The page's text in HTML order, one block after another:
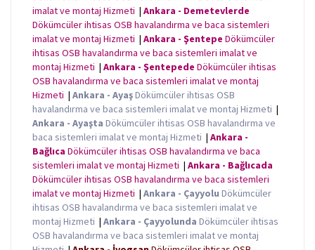
imalat ve montaj Hizmeti | Ankara - Demetevlerde
Dökümcüler ihtisas OSB havalandırma ve baca sistemleri
imalat ve montaj Hizmeti | Ankara - Şentepe Dökümcüler
ihtisas OSB havalandırma ve baca sistemleri imalat ve
montaj Hizmeti | Ankara - Şentepede Dökümcüler ihtisas
OSB havalandırma ve baca sistemleri imalat ve montaj
Hizmeti | Ankara - AyaşDökümcüler ihtisas OSB
havalandırma ve baca sistemleri imalat ve montaj Hizmeti |
Ankara - Ayaşta Dökümcüler ihtisas OSB havalandırma ve
baca sistemleri imalat ve montaj Hizmeti | Ankara -
Bağlıca Dökümcüler ihtisas OSB havalandırma ve baca
sistemleri imalat ve montaj Hizmeti | Ankara - Bağlıcada
Dökümcüler ihtisas OSB havalandırma ve baca sistemleri
imalat ve montaj Hizmeti | Ankara - Çayyolu Dökümcüler
ihtisas OSB havalandırma ve baca sistemleri imalat ve
montaj Hizmeti | Ankara - Çayyolunda Dökümcüler ihtisas
OSB havalandırma ve baca sistemleri imalat ve montaj